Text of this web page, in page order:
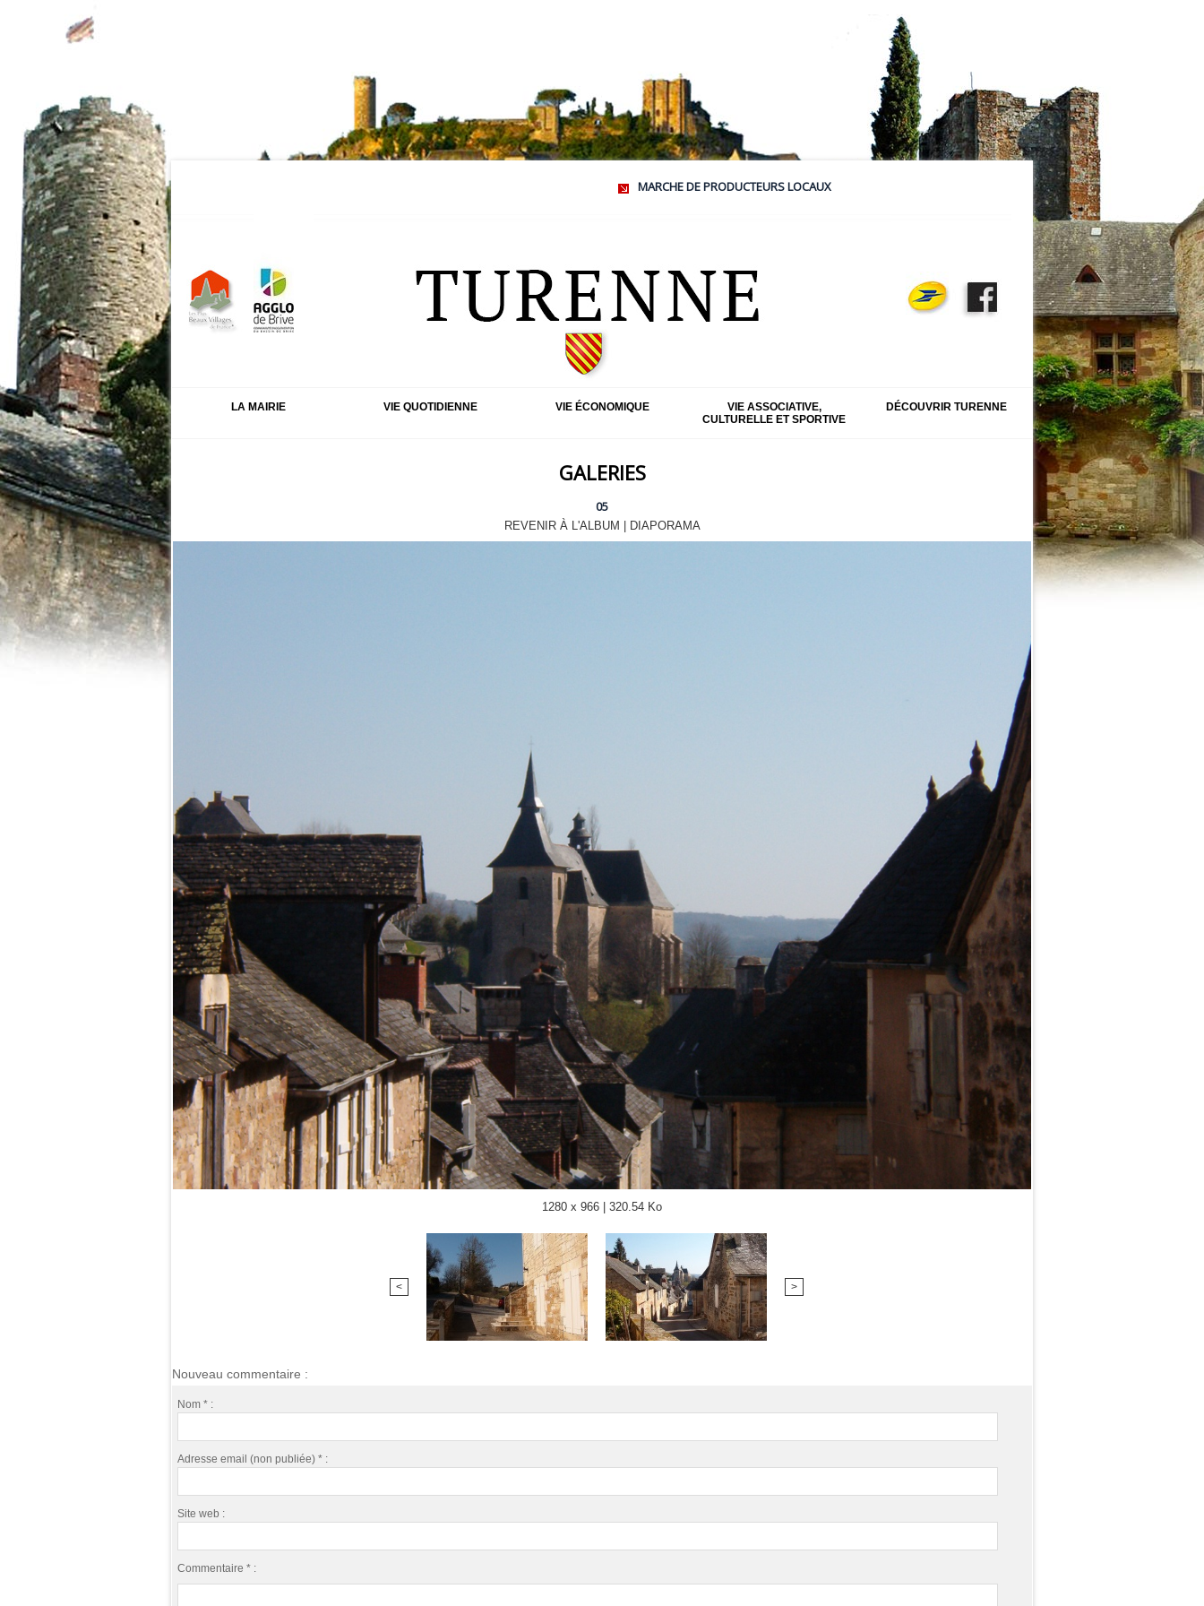
MARCHE DE PRODUCTEURS LOCAUX
LA MAIRIE VIE QUOTIDIENNE VIE ÉCONOMIQUE
VIE ASSOCIATIVE,
CULTURELLE ET SPORTIVE
DÉCOUVRIR TURENNE
GALERIES
05
REVENIR À L'ALBUM | DIAPORAMA
1280 x 966 | 320.54 Ko
< >
Nouveau commentaire :
Nom * :
Adresse email (non publiée) * :
Site web :
Commentaire * :